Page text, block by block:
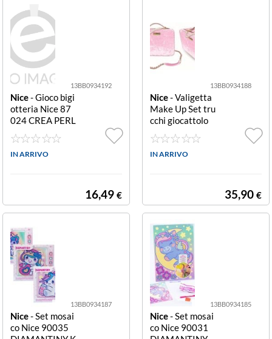
13BB0934192
Nice- Gioco bigi
otteria Nice 87
024 CREA PERL
INE ABC Precio
us Gold ABC Pre
cious Gold
IN ARRIVO
16,49 €
13BB0934188
Nice- Valigetta
Make Up Set tru
cchi giocattolo
Nice 19111 GIR
ABRILLA Valige
tta Make As Set
rtito
IN ARRIVO
35,90 €
13BB0934187
Nice- Set mosai
co Nice 90035
13BB0934185
Nice- Set mosai
co Nice 90031